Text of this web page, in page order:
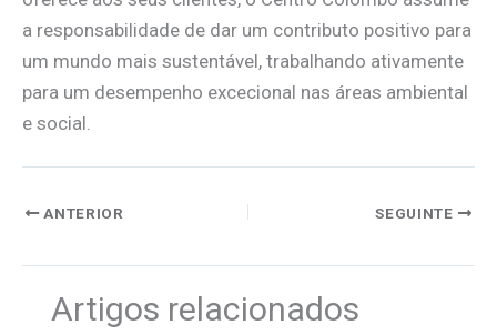
a responsabilidade de dar um contributo positivo para
um mundo mais sustentável, trabalhando ativamente
para um desempenho excecional nas áreas ambiental
e social.
ANTERIOR SEGUINTE
Artigos relacionados